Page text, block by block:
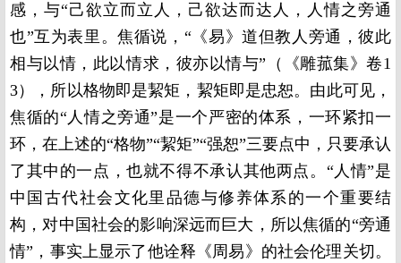
感，与“己欲立而立人，己欲达而达人，人情之旁通
也”互为表里。焦循说，“《易》道但教人旁通，彼此
相与以情，此以情求，彼亦以情与”（《雕菰集》卷1
3），所以格物即是絜矩，絜矩即是忠恕。由此可见，
焦循的“人情之旁通”是一个严密的体系，一环紧扣一
环，在上述的“格物”“絜矩”“强恕”三要点中，只要承认
了其中的一点，也就不得不承认其他两点。“人情”是
中国古代社会文化里品德与修养体系的一个重要结
构，对中国社会的影响深远而巨大，所以焦循的“旁通
情”，事实上显示了他诠释《周易》的社会伦理关切。